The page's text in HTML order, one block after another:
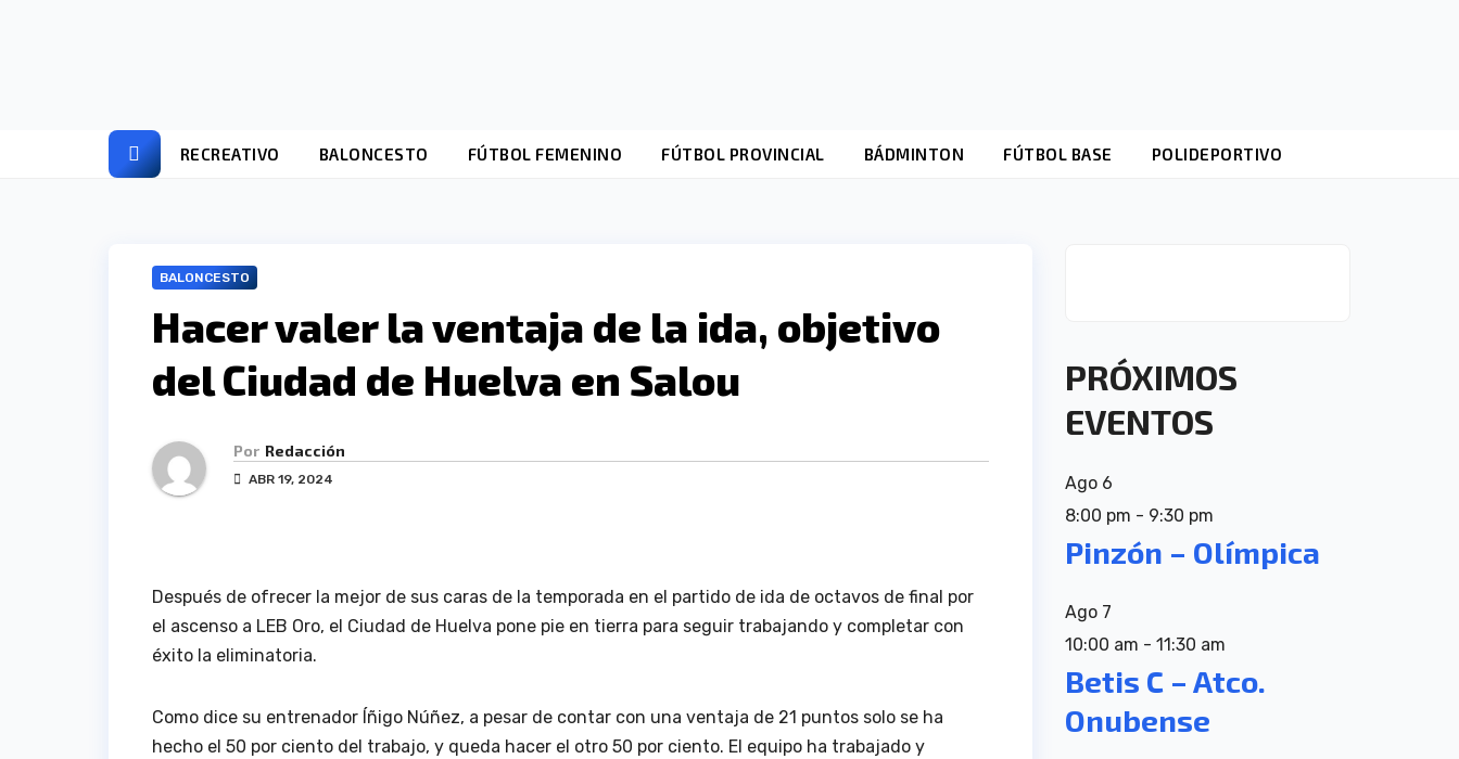
RECREATIVO BALONCESTO FÚTBOL FEMENINO FÚTBOL PROVINCIAL BÁDMINTON FÚTBOL BASE POLIDEPORTIVO
BALONCESTO
Hacer valer la ventaja de la ida, objetivo
del Ciudad de Huelva en Salou
Por Redacción
ABR 19, 2024
Después de ofrecer la mejor de sus caras de la temporada en el partido de ida de octavos de final por
el ascenso a LEB Oro, el Ciudad de Huelva pone pie en tierra para seguir trabajando y completar con
éxito la eliminatoria.
Como dice su entrenador Íñigo Núñez, a pesar de contar con una ventaja de 21 puntos solo se ha
hecho el 50 por ciento del trabajo, y queda hacer el otro 50 por ciento. El equipo ha trabajado y
PRÓXIMOS
EVENTOS
Ago 6
8:00 pm - 9:30 pm
Pinzón – Olímpica
Ago 7
10:00 am - 11:30 am
Betis C – Atco.
Onubense